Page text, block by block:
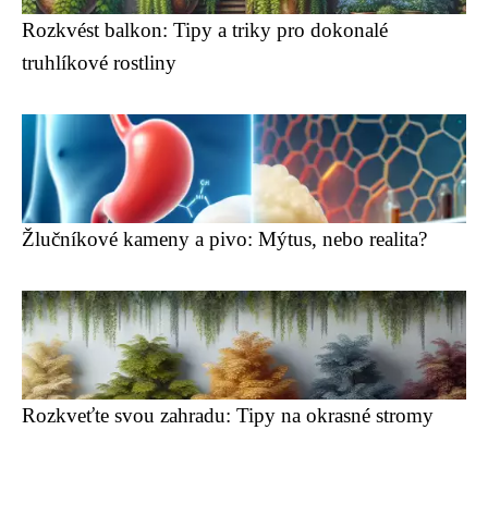
Rozkvést balkon: Tipy a triky pro dokonalé
truhlíkové rostliny
Žlučníkové kameny a pivo: Mýtus, nebo realita?
Rozkveťte svou zahradu: Tipy na okrasné stromy